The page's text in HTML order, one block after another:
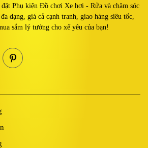
Phụ kiện Đồ chơi Xe hơi - Rửa và chăm sóc
dạng, giá cả cạnh tranh, giao hàng siêu tốc,
sắm lý tưởng cho xế yêu của bạn!